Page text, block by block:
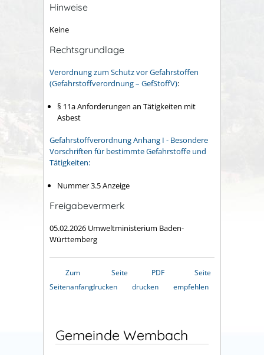
Hinweise
Keine
Rechtsgrundlage
Verordnung zum Schutz vor Gefahrstoffen
(Gefahrstoffverordnung – GefStoffV):
§ 11a Anforderungen an Tätigkeiten mit
Asbest
Gefahrstoffverordnung Anhang I - Besondere
Vorschriften für bestimmte Gefahrstoffe und
Tätigkeiten:
Nummer 3.5 Anzeige
Freigabevermerk
05.02.2026 Umweltministerium Baden-
Württemberg
Zum
Seitenanfang
Seite
drucken
PDF
drucken
Seite
empfehlen
Gemeinde Wembach